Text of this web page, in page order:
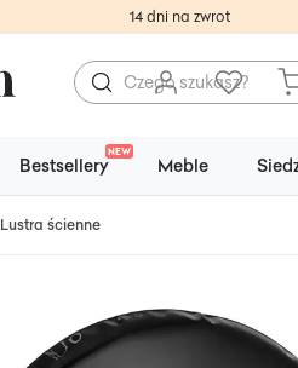
14 dni na zwrot
Bestsellery
NEW
Meble
Lustra ścienne